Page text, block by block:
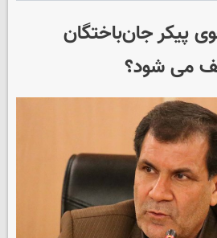
پیکر جان‌باختگان